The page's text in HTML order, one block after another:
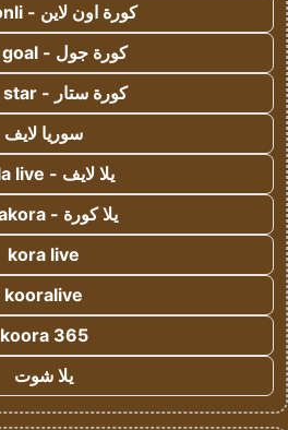
كورة اون لاين - kora onli
كورة جول - kora goal
كورة ستار - kora star
سوريا لايف
يلا لايف - yalla live
يلا كورة - yallakora
kora live
kooralive
koora 365
يلا شوت